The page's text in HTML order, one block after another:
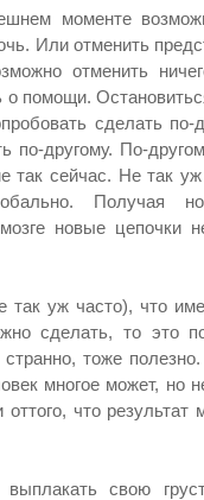
моменте
Или отменить
отменить
помощи.
сделать
по-другому. По-
так сейчас. Не так
Получая
новые цепочки
так уж часто), что
сделать, то это
тоже
многое может, но
оттого, что
свою